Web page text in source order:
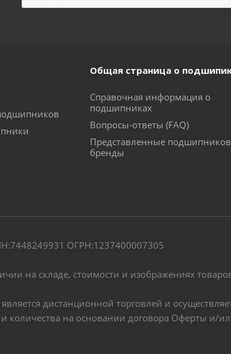
Общая страница о
Справочная информация о
подшипниках
Вопросы-ответы (FAQ)
Представленные
бренды
ОГРН:1237400007305
на складе, стоимости и изображениях
дистанционной торговлей и
и количества на основании договора Оферты